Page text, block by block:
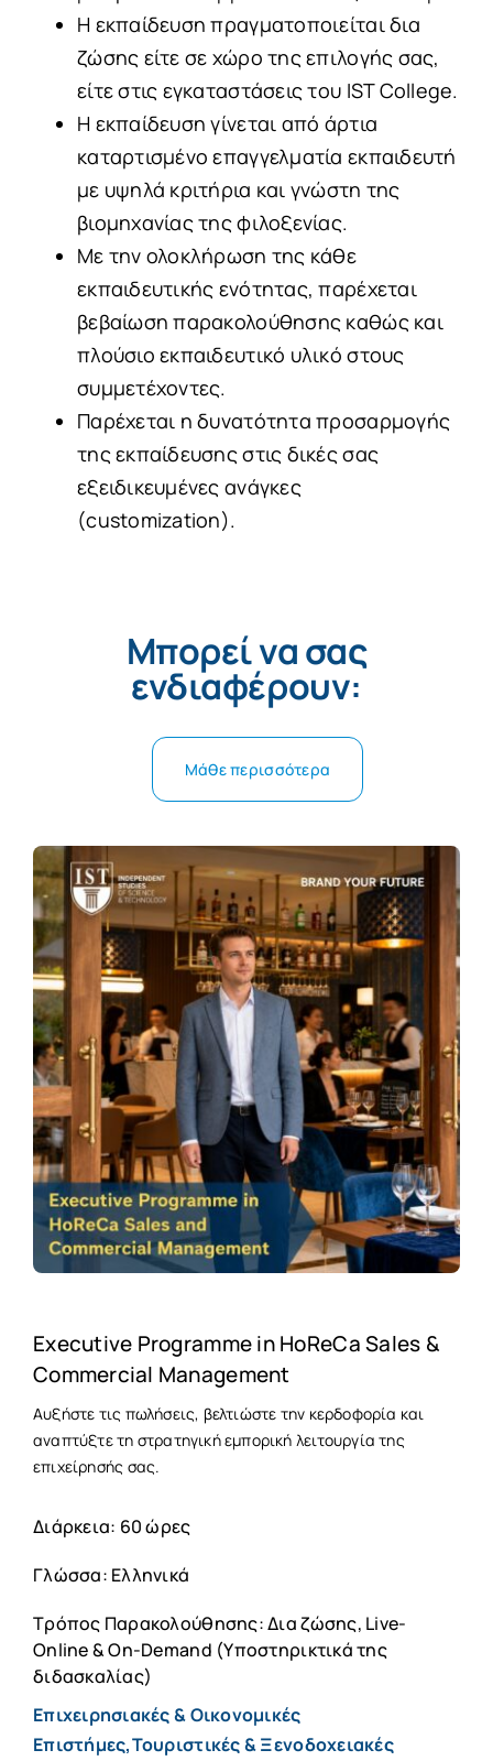
Η εκπαίδευση πραγματοποιείται δια
ζώσης είτε σε χώρο της επιλογής σας,
είτε στις εγκαταστάσεις του IST College.
Η εκπαίδευση γίνεται από άρτια
καταρτισμένο επαγγελματία εκπαιδευτή
με υψηλά κριτήρια και γνώστη της
βιομηχανίας της φιλοξενίας.
Με την ολοκλήρωση της κάθε
εκπαιδευτικής ενότητας, παρέχεται
βεβαίωση παρακολούθησης καθώς και
πλούσιο εκπαιδευτικό υλικό στους
συμμετέχοντες.
Παρέχεται η δυνατότητα προσαρμογής
της εκπαίδευσης στις δικές σας
εξειδικευμένες ανάγκες
(customization).
Μπορεί να σας
ενδιαφέρουν:
Μάθε περισσότερα
Executive Programme in HoReCa Sales &
Commercial Management
Αυξήστε τις πωλήσεις, βελτιώστε την κερδοφορία και
αναπτύξτε τη στρατηγική εμπορική λειτουργία της
επιχείρησής σας.
Διάρκεια: 60 ώρες
Γλώσσα: Ελληνικά
Τρόπος Παρακολούθησης: Δια ζώσης, Live-
Online & On-Demand (Υποστηρικτικά της
διδασκαλίας)
Επιχειρησιακές & Οικονομικές
Επιστήμες,Τουριστικές & Ξενοδοχειακές